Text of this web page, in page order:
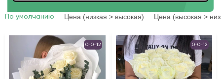
По умолчанию Цена (низкая > высокая) Цена (высокая >
0-0-12 0-0-12